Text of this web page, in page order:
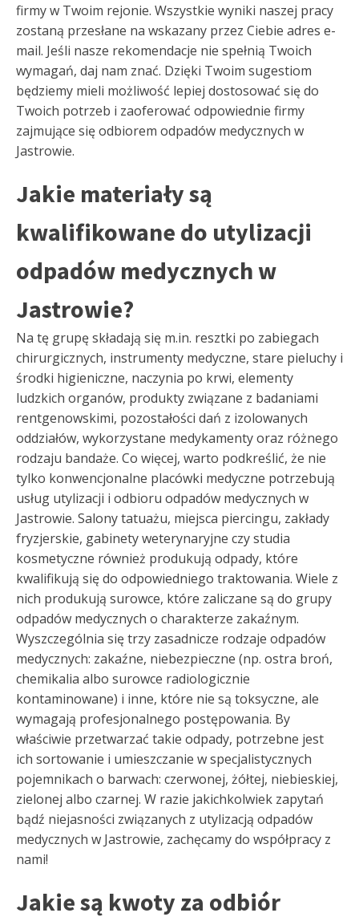
firmy w Twoim rejonie. Wszystkie wyniki naszej pracy
zostaną przesłane na wskazany przez Ciebie adres e-
mail. Jeśli nasze rekomendacje nie spełnią Twoich
wymagań, daj nam znać. Dzięki Twoim sugestiom
będziemy mieli możliwość lepiej dostosować się do
Twoich potrzeb i zaoferować odpowiednie firmy
zajmujące się odbiorem odpadów medycznych w
Jastrowie.
Jakie materiały są
kwalifikowane do utylizacji
odpadów medycznych w
Jastrowie?
Na tę grupę składają się m.in. resztki po zabiegach
chirurgicznych, instrumenty medyczne, stare pieluchy i
środki higieniczne, naczynia po krwi, elementy
ludzkich organów, produkty związane z badaniami
rentgenowskimi, pozostałości dań z izolowanych
oddziałów, wykorzystane medykamenty oraz różnego
rodzaju bandaże. Co więcej, warto podkreślić, że nie
tylko konwencjonalne placówki medyczne potrzebują
usług utylizacji i odbioru odpadów medycznych w
Jastrowie. Salony tatuażu, miejsca piercingu, zakłady
fryzjerskie, gabinety weterynaryjne czy studia
kosmetyczne również produkują odpady, które
kwalifikują się do odpowiedniego traktowania. Wiele z
nich produkują surowce, które zaliczane są do grupy
odpadów medycznych o charakterze zakaźnym.
Wyszczególnia się trzy zasadnicze rodzaje odpadów
medycznych: zakaźne, niebezpieczne (np. ostra broń,
chemikalia albo surowce radiologicznie
kontaminowane) i inne, które nie są toksyczne, ale
wymagają profesjonalnego postępowania. By
właściwie przetwarzać takie odpady, potrzebne jest
ich sortowanie i umieszczanie w specjalistycznych
pojemnikach o barwach: czerwonej, żółtej, niebieskiej,
zielonej albo czarnej. W razie jakichkolwiek zapytań
bądź niejasności związanych z utylizacją odpadów
medycznych w Jastrowie, zachęcamy do współpracy z
nami!
Jakie są kwoty za odbiór